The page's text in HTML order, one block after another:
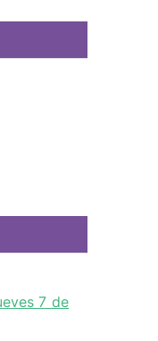
7 de